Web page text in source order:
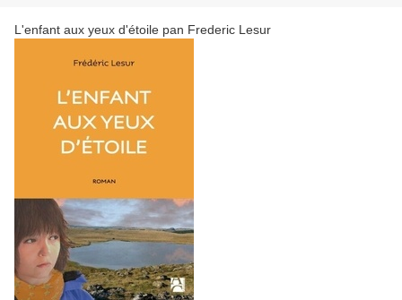
L'enfant aux yeux d'étoile pan Frederic Lesur